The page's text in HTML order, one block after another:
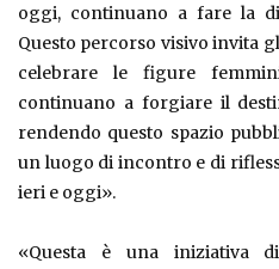
oggi, continuano a fare la
Questo percorso visivo invita
celebrare le figure
continuano a forgiare il
rendendo questo spazio
un luogo di incontro e di
ieri e oggi».
«Questa è una iniziativa